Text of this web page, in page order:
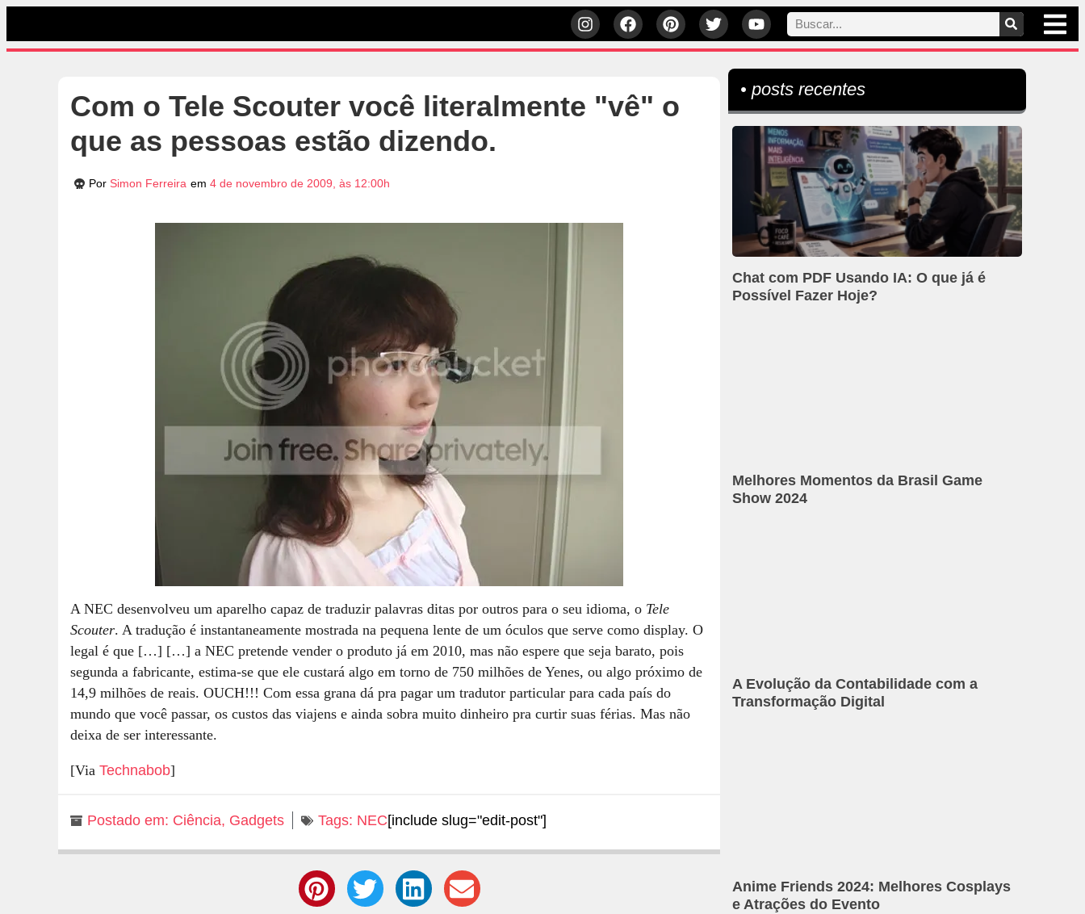
Com o Tele Scouter você literalmente "vê" o
que as pessoas estão dizendo.
Por Simon Ferreira em 4 de novembro de 2009, às 12:00h
A NEC desenvolveu um aparelho capaz de traduzir palavras ditas por outros para o seu idioma, o Tele
Scouter. A tradução é instantaneamente mostrada na pequena lente de um óculos que serve como display. O
legal é que […] […] a NEC pretende vender o produto já em 2010, mas não espere que seja barato, pois
segunda a fabricante, estima-se que ele custará algo em torno de 750 milhões de Yenes, ou algo próximo de
14,9 milhões de reais. OUCH!!! Com essa grana dá pra pagar um tradutor particular para cada país do
mundo que você passar, os custos das viajens e ainda sobra muito dinheiro pra curtir suas férias. Mas não
deixa de ser interessante.
[Via Technabob]
Postado em: Ciência, Gadgets Tags: NEC[include slug="edit-post"]
• posts recentes
Chat com PDF Usando IA: O que já é
Possível Fazer Hoje?
Melhores Momentos da Brasil Game
Show 2024
A Evolução da Contabilidade com a
Transformação Digital
Anime Friends 2024: Melhores Cosplays
e Atrações do Evento